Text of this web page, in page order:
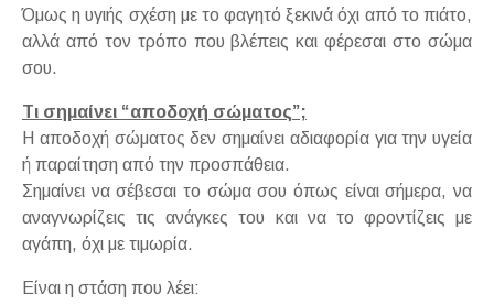
Όμως η υγιής σχέση με το φαγητό ξεκινά όχι από το πιάτο,
αλλά από τον τρόπο που βλέπεις και φέρεσαι στο σώμα
σου.
Τι σημαίνει “αποδοχή σώματος”;
Η αποδοχή σώματος δεν σημαίνει αδιαφορία για την υγεία
ή παραίτηση από την προσπάθεια.
Σημαίνει να σέβεσαι το σώμα σου όπως είναι σήμερα, να
αναγνωρίζεις τις ανάγκες του και να το φροντίζεις με
αγάπη, όχι με τιμωρία.
Είναι η στάση που λέει: